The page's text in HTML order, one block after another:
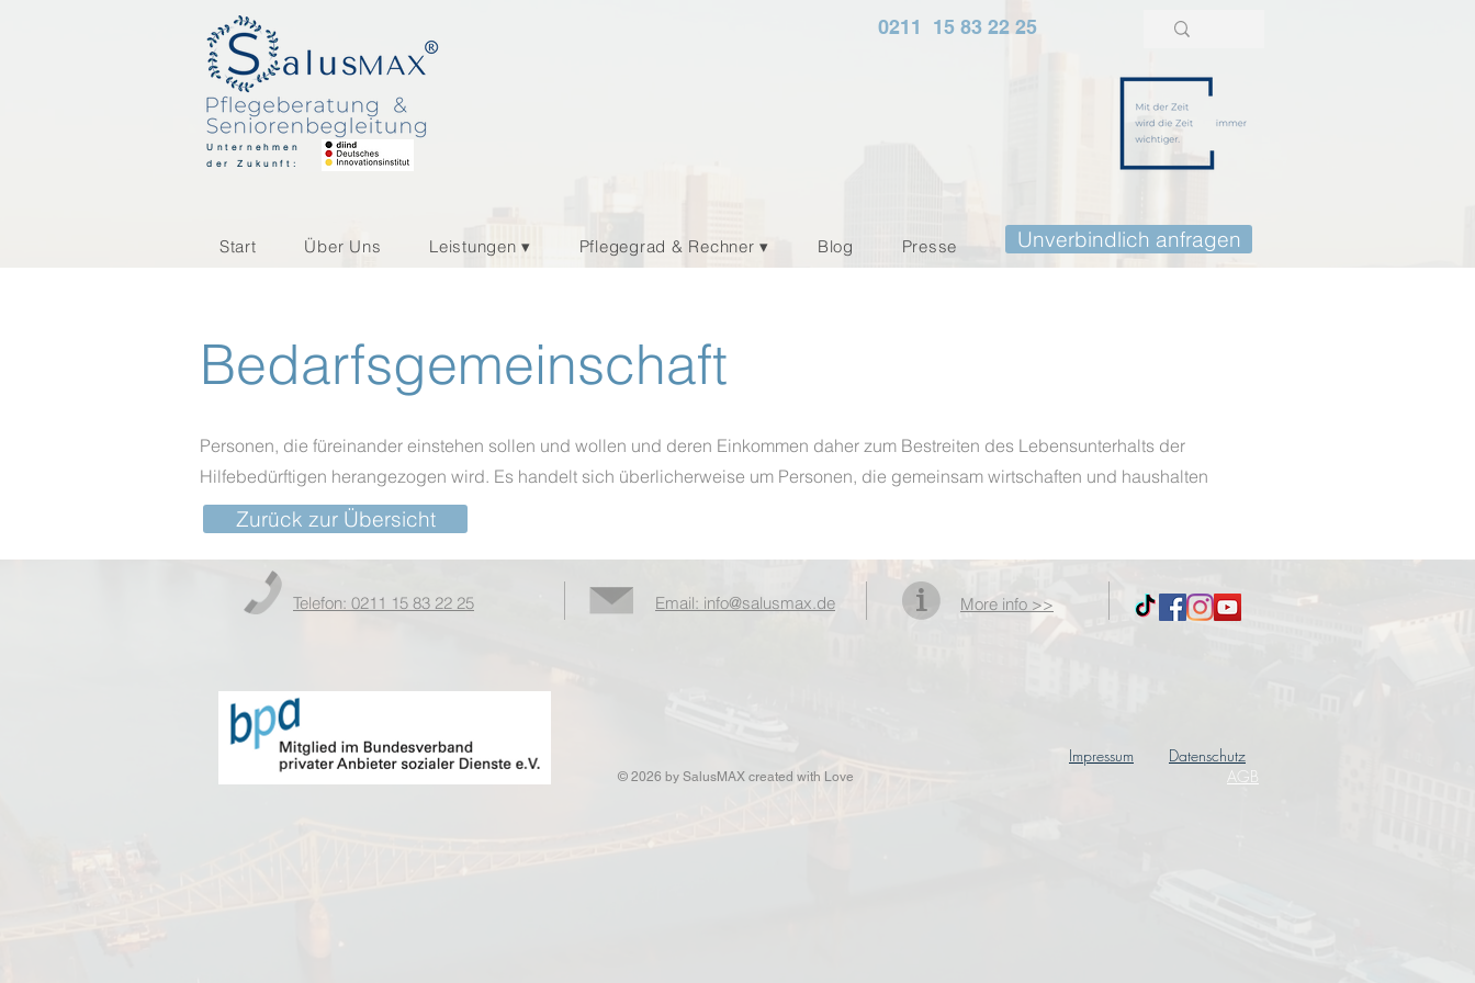
Unternehmen
der Zukunft:
0211 15 83 22 25
Start Über Uns Leistungen ▾ Pflegegrad & Rechner ▾ Blog Presse Unverbindlich anfragen
Bedarfsgemeinschaft
Personen, die füreinander einstehen sollen und wollen und deren Einkommen daher zum Bestreiten des Lebensunterhalts der
Hilfebedürftigen herangezogen wird. Es handelt sich überlicherweise um Personen, die gemeinsam wirtschaften und haushalten
Zurück zur Übersicht
Telefon: 0211 15 83 22 25 Email: info@salusmax.de More info >>
© 2026 by SalusMAX created with Love
Impressum
Datenschutz
AGB